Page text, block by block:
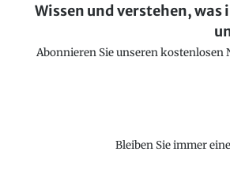
Wissen und verstehen,
Abonnieren Sie unseren kostenlosen
Bleiben Sie immer